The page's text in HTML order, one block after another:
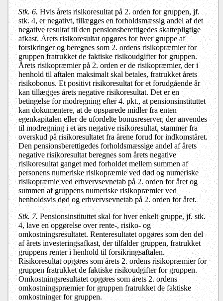
Stk. 6. Hvis årets risikoresultat på 2. orden for gruppen, jf.
stk. 4, er negativt, tillægges en forholdsmæssig andel af det
negative resultat til den pensionsberettigedes skattepligtige
afkast. Årets risikoresultat opgøres for hver gruppe af
forsikringer og beregnes som 2. ordens risikopræmier for
gruppen fratrukket de faktiske risikoudgifter for gruppen.
Årets risikopræmier på 2. orden er de risikopræmier, der i
henhold til aftalen maksimalt skal betales, fratrukket årets
risikobonus. Et positivt risikoresultat for et forudgående år
kan tillægges årets negative risikoresultat. Det er en
betingelse for modregning efter 4. pkt., at pensionsinstituttet
kan dokumentere, at de opsparede midler fra enten
egenkapitalen eller de ufordelte bonusreserver, der anvendes
til modregning i et års negative risikoresultat, stammer fra
overskud på risikoresultatet fra årene forud for indkomståret.
Den pensionsberettigedes forholdsmæssige andel af årets
negative risikoresultat beregnes som årets negative
risikoresultat ganget med forholdet mellem summen af
personens numeriske risikopræmie ved død og numeriske
risikopræmie ved erhvervsevnetab på 2. orden for året og
summen af gruppens numeriske risikopræmier ved
henholdsvis død og erhvervsevnetab på 2. orden for året.
Stk. 7.Pensionsinstituttet skal for hver enkelt gruppe, jf. stk.
4, lave en opgørelse over rente-, risiko- og
omkostningsresultatet. Renteresultatet opgøres som den del
af årets investeringsafkast, der tilfalder gruppen, fratrukket
gruppens renter i henhold til forsikringsaftalen.
Risikoresultat opgøres som årets 2. ordens risikopræmier for
gruppen fratrukket de faktiske risikoudgifter for gruppen.
Omkostningsresultatet opgøres som årets 2. ordens
omkostningspræmier for gruppen fratrukket de faktiske
omkostninger for gruppen.